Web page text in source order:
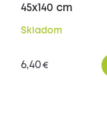
45x140 cm
Skladom
6,40€